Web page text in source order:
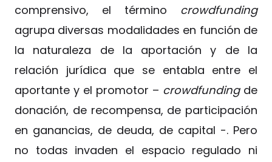
comprensivo, el término crowdfunding
agrupa diversas modalidades en función de
la naturaleza de la aportación y de la
relación jurídica que se entabla entre el
aportante y el promotor – crowdfunding de
donación, de recompensa, de participación
en ganancias, de deuda, de capital -. Pero
no todas invaden el espacio regulado ni